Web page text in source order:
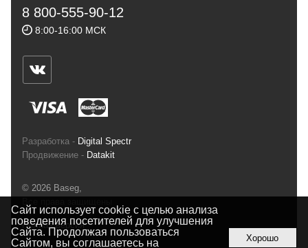
Геннадьевич
ИНН 590300057023 ОГРН 304590319000121
ул.Советская, 25, магазин Басег.
Тел./факс (342) 2101242
8 800-555-90-12
8:00-16:00 МСК
Разработка - Digital Spectr
Продвижение - Datakit
© 2026 Baseg,
Полная версия
Сайт использует cookie с целью анализа
поведения посетителей для улучшения
Сайта. Продолжая пользоваться
Сайтом, вы соглашаетесь на
Хорошо